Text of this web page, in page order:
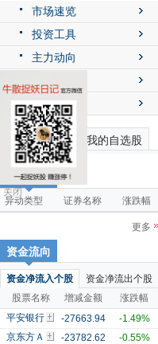
关闭
市场速览
投资工具
主力动向
送配解禁
最近浏览个股 我的自选股
市场雷达
异动类型 证券名称 涨跌幅
更多
资金流向
资金净流入个股
资金净流出个股
股票名称
增减金额
涨跌幅
平安银行
-27663.94
-1.49%
京东方Ａ
-23782.62
-0.55%